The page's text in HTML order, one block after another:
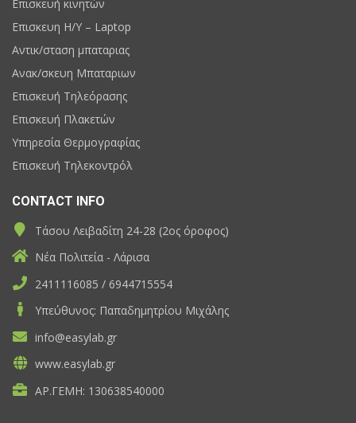
Επισκευή κινητών
Επισκευη H/Y – Laptop
Αντικ/σταση μπαταριας
Ανακ/σκευη Μπαταριων
Επισκευή Τηλεόρασης
Επισκευή Πλακετών
Υπηρεσία Θερμογραφίας
Επισκευή Τηλεκοντρόλ
CONTACT INFO
Τάσου Λειβαδίτη 24-28 (2ος όροφος)
Νέα Πολιτεία - Λάρισα
2411116085 / 6944715554
Υπεύθυνος: Παπαδημητρίου Μιχάλης
info@easylab.gr
www.easylab.gr
ΑΡ.ΓΕΜΗ: 130638540000